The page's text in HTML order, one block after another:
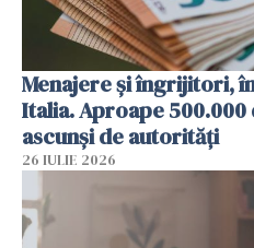
Menajere și îngrijitori,
Italia. Aproape
ascunși de autorități
26 IULIE 2026